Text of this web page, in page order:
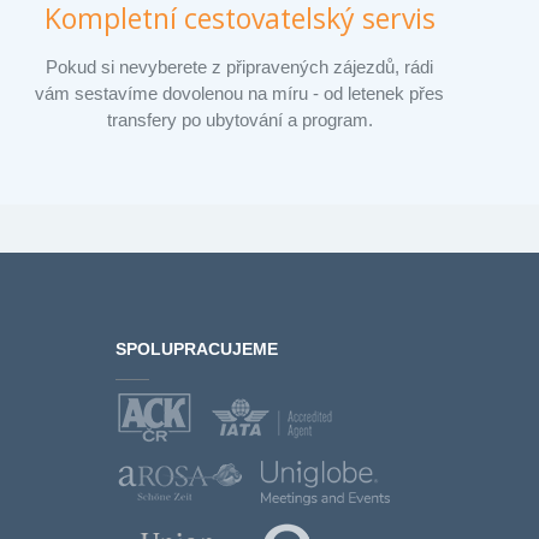
Kompletní cestovatelský servis
Pokud si nevyberete z připravených zájezdů, rádi
vám sestavíme dovolenou na míru - od letenek přes
transfery po ubytování a program.
SPOLUPRACUJEME